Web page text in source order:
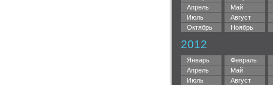
Апрель
Май
Июль
Август
Октябрь
Ноябрь
2012
Январь Февраль
Апрель
Май
Июль
Август